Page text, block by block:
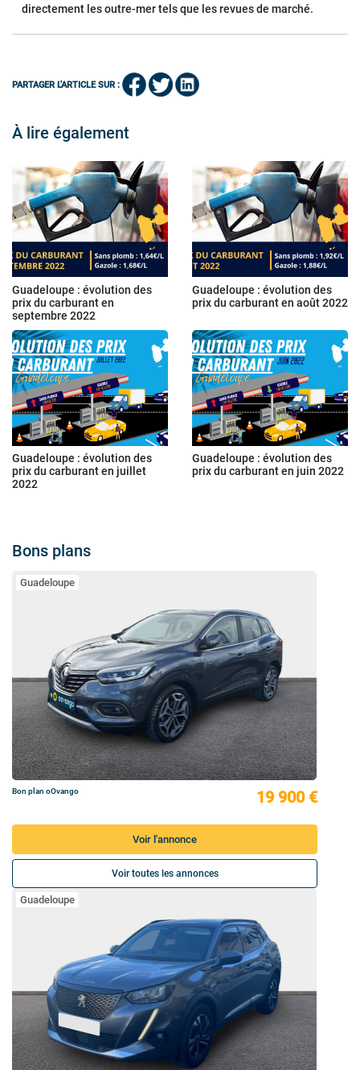
directement les outre-mer tels que les revues de marché.
PARTAGER L'ARTICLE SUR :
À lire également
Guadeloupe : évolution des
prix du carburant en
septembre 2022
Guadeloupe : évolution des
prix du carburant en août 2022
Guadeloupe : évolution des
prix du carburant en juillet
2022
Guadeloupe : évolution des
prix du carburant en juin 2022
Bons plans
Guadeloupe
Bon plan oOvango 19 900 €
Voir l'annonce
Voir toutes les annonces
Guadeloupe